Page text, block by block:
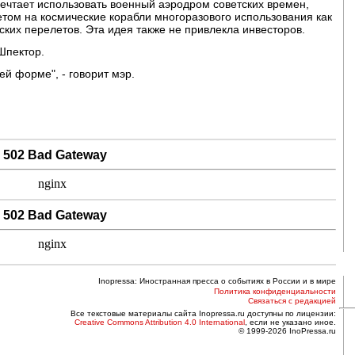
использовать военный аэродром советских времен,
на космические корабли многоразового использования как
перелетов. Эта идея также не привлекла инвесторов.
форме", - говорит мэр.
502 Bad Gateway
nginx
502 Bad Gateway
nginx
Inopressa: Иностранная пресса о событиях в России и в мире
Политика конфиденциальности
Связаться с редакцией
Все текстовые материалы сайта Inopressa.ru доступны по лицензии:
Creative Commons Attribution 4.0 International , если не указано иное.
© 1999-2026 InoPressa.ru